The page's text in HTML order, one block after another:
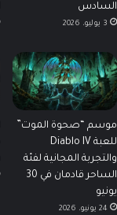
السادس
3 يوليو، 2026
موسم “صحوة الموت”
للعبة Diablo IV
والتجربة المجانية لفئة
الساحر قادمان في 30
يونيو
24 يونيو، 2026